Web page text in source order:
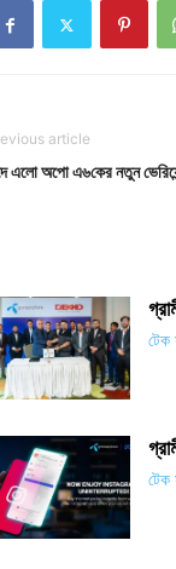
article
এলো অপো এ৬কের নতুন
টেক
টেক